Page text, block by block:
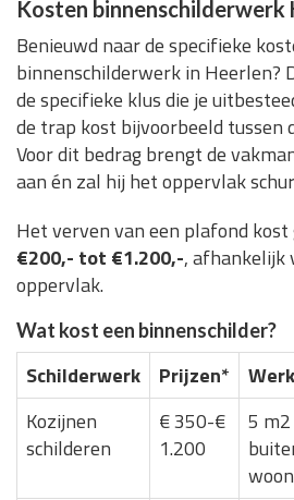
Kosten binnenschilderwerk
Benieuwd naar de specifieke
binnenschilderwerk in Heerlen?
de specifieke klus die je
de trap kost bijvoorbeeld tussen
Voor dit bedrag brengt de
aan én zal hij het oppervlak
Het verven van een plafond kost
€200,- tot €1.200,-, afhankelijk
oppervlak.
Wat kost een binnenschilder?
Schilderwerk Prijzen*
Kozijnen
schilderen
€ 350-€
1.200
5